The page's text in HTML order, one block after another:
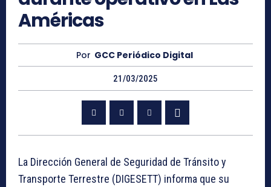
Américas
Por GCC Periódico Digital
21/03/2025
La Dirección General de Seguridad de Tránsito y
Transporte Terrestre (DIGESETT) informa que su